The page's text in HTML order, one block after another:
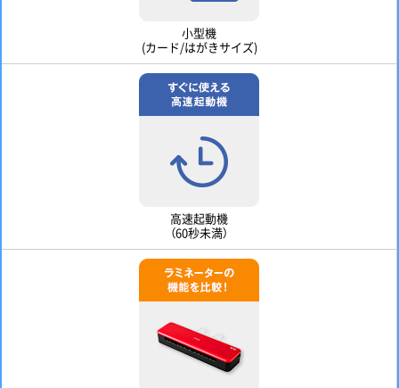
小型機
(カード/はがきサイズ)
高速起動機
（60秒未満）